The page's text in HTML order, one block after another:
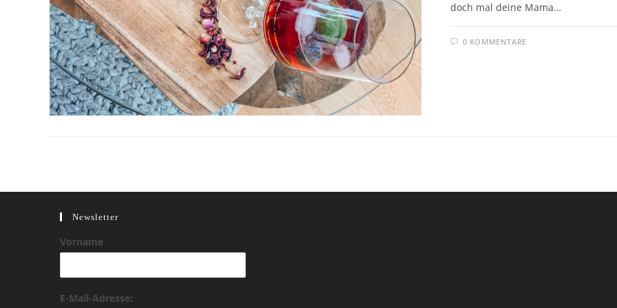
doch mal deine Mama…
0 KOMMENTARE
Newsletter
Vorname
E-Mail-Adresse: